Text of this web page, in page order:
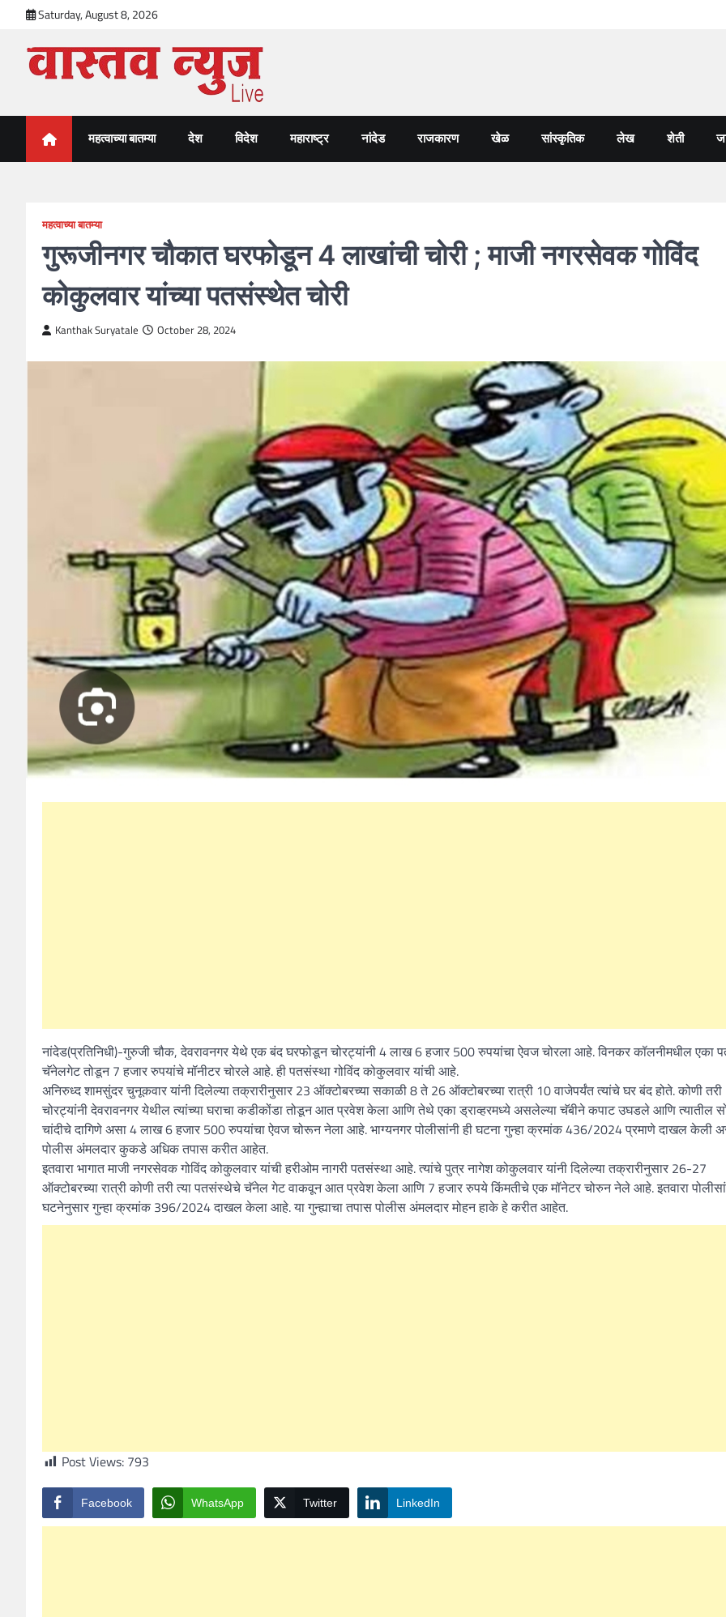
content
Saturday, August 8, 2026
VastavNEWSLive.com
महत्वाच्या बातम्या देश विदेश महाराष्ट्र नांदेड राजकारण खेळ सांस्कृतिक लेख शेती
महत्वाच्या बातम्या
गुरूजीनगर चौकात घरफोडून 4 लाखांची चोरी ; माजी नगरसेवक गोविंद
कोकुलवार यांच्या पतसंस्थेत चोरी
Kanthak Suryatale October 28, 2024
नांदेड(प्रतिनिधी)-गुरुजी चौक, देवरावनगर येथे एक बंद घरफोडून चोरट्यांनी 4 लाख 6 हजार 500 रुपयांचा ऐवज चोरला आहे. विनकर कॉलनीमधील एका
चॅनेलगेट तोडून 7 हजार रुपयांचे मॉनीटर चोरले आहे. ही पतसंस्था गोविंद कोकुलवार यांची आहे.
अनिरुध्द शामसुंदर चुनूकवार यांनी दिलेल्या तक्रारीनुसार 23 ऑक्टोबरच्या सकाळी 8 ते 26 ऑक्टोबरच्या रात्री 10 वाजेपर्यंत त्यांचे घर बंद होते. कोणी तरी
चोरट्यांनी देवरावनगर येथील त्यांच्या घराचा कडीकोंडा तोडून आत प्रवेश केला आणि तेथे एका ड्राव्हरमध्ये असलेल्या चॅबीने कपाट उघडले आणि त्यातील
चांदीचे दागिणे असा 4 लाख 6 हजार 500 रुपयांचा ऐवज चोरून नेला आहे. भाग्यनगर पोलीसांनी ही घटना गुन्हा क्रमांक 436/2024 प्रमाणे दाखल केली
पोलीस अंमलदार कुकडे अधिक तपास करीत आहेत.
इतवारा भागात माजी नगरसेवक गोविंद कोकुलवार यांची हरीओम नागरी पतसंस्था आहे. त्यांचे पुत्र नागेश कोकुलवार यांनी दिलेल्या तक्रारीनुसार 26-27
ऑक्टोबरच्या रात्री कोणी तरी त्या पतसंस्थेचे चॅनेल गेट वाकवून आत प्रवेश केला आणि 7 हजार रुपये किंमतीचे एक मॉनेटर चोरुन नेले आहे. इतवारा
घटनेनुसार गुन्हा क्रमांक 396/2024 दाखल केला आहे. या गुन्ह्याचा तपास पोलीस अंमलदार मोहन हाके हे करीत आहेत.
Post Views: 793
Facebook WhatsApp Twitter LinkedIn
महत्वाच्या बातम्या
What Is a Front-End
How to Become One,